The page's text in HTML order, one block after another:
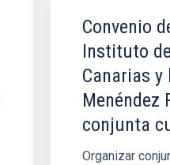
Convenio
Instituto
Canarias y
Menéndez
conjunta
Organizar